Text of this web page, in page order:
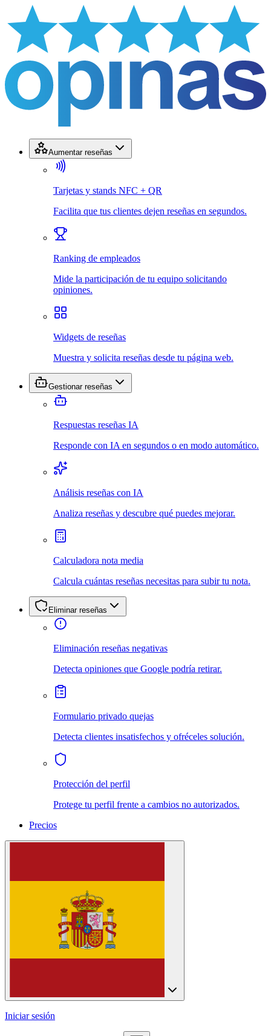
Aumentar reseñas
Tarjetas y stands NFC + QR
Facilita que tus clientes dejen reseñas en segundos.
Ranking de empleados
Mide la participación de tu equipo solicitando
opiniones.
Widgets de reseñas
Muestra y solicita reseñas desde tu página web.
Gestionar reseñas
Respuestas reseñas IA
Responde con IA en segundos o en modo automático.
Análisis reseñas con IA
Analiza reseñas y descubre qué puedes mejorar.
Calculadora nota media
Calcula cuántas reseñas necesitas para subir tu nota.
Eliminar reseñas
Eliminación reseñas negativas
Detecta opiniones que Google podría retirar.
Formulario privado quejas
Detecta clientes insatisfechos y ofréceles solución.
Protección del perfil
Protege tu perfil frente a cambios no autorizados.
Precios
Iniciar sesión